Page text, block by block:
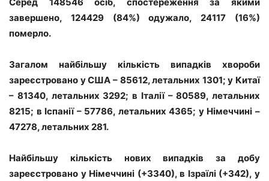
завершено, 124429 (84%) одужало, 24117 (16%)
померло.
Загалом найбільшу кількість випадків хвороби
зареєстровано у США – 85612, летальних 1301; у Китаї
– 81340, летальних 3292; в Італії – 80589, летальних
8215; в Іспанії – 57786, летальних 4365; у Німеччині –
47278, летальних 281.
Найбільшу кількість нових випадків за добу
зареєстровано у Німеччині (+3340), в Ізраїлі (+342), у